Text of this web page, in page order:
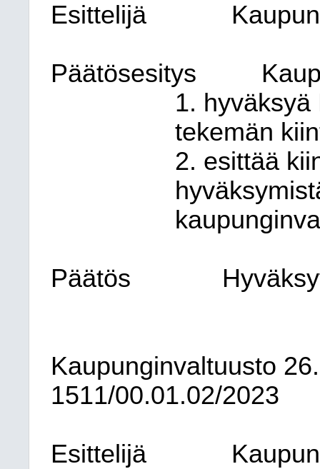
Esittelijä
Päätösesitys
1.
tekemän
2. esittää
Päätös
Kaupunginvaltuusto
1511/00.01.02/2023
Esittelijä